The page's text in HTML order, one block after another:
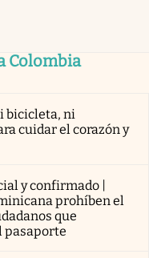
Colombia
bicicleta, ni
cuidar el corazón y
y confirmado |
prohíben el
que
pasaporte